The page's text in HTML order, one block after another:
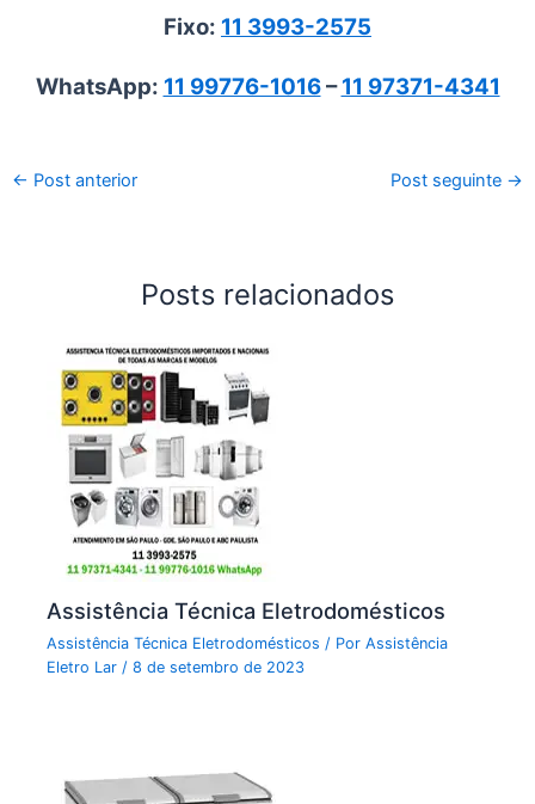
Fixo: 11 3993-2575
WhatsApp: 11 99776-1016–11 97371-4341
← Post anterior Post seguinte →
Posts relacionados
Assistência Técnica Eletrodomésticos
Assistência Técnica Eletrodomésticos / PorAssistência
Eletro Lar /8 de setembro de 2023